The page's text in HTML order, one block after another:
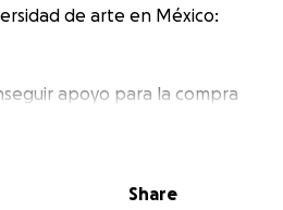
de arte en México:
apoyo para la compra
y pagar un porcentaje
Share